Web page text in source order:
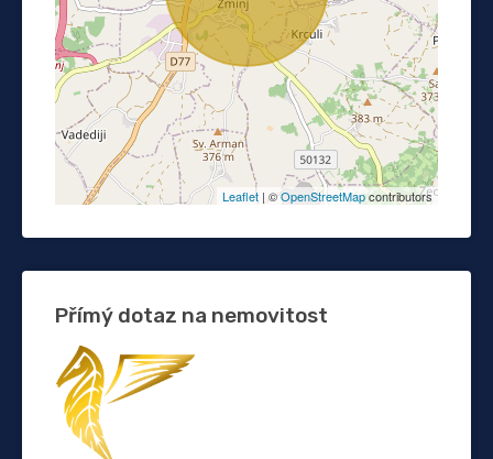
Leaflet | ©OpenStreetMapcontributors
Přímý dotaz na nemovitost